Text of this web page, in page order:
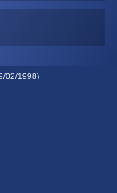
02/1998)